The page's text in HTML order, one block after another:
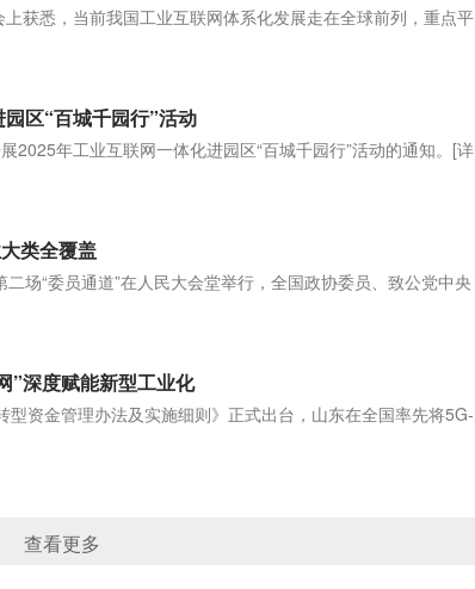
获悉，当前我国工业互联网体系化发展走在全球前列，重点平
区“百城千园行”活动
年工业互联网一体化进园区“百城千园行”活动的通知。 [详
类全覆盖
场“委员通道”在人民大会堂举行，全国政协委员、致公党中央
”深度赋能新型工业化
资金管理办法及实施细则》正式出台，山东在全国率先将5G-
查看更多